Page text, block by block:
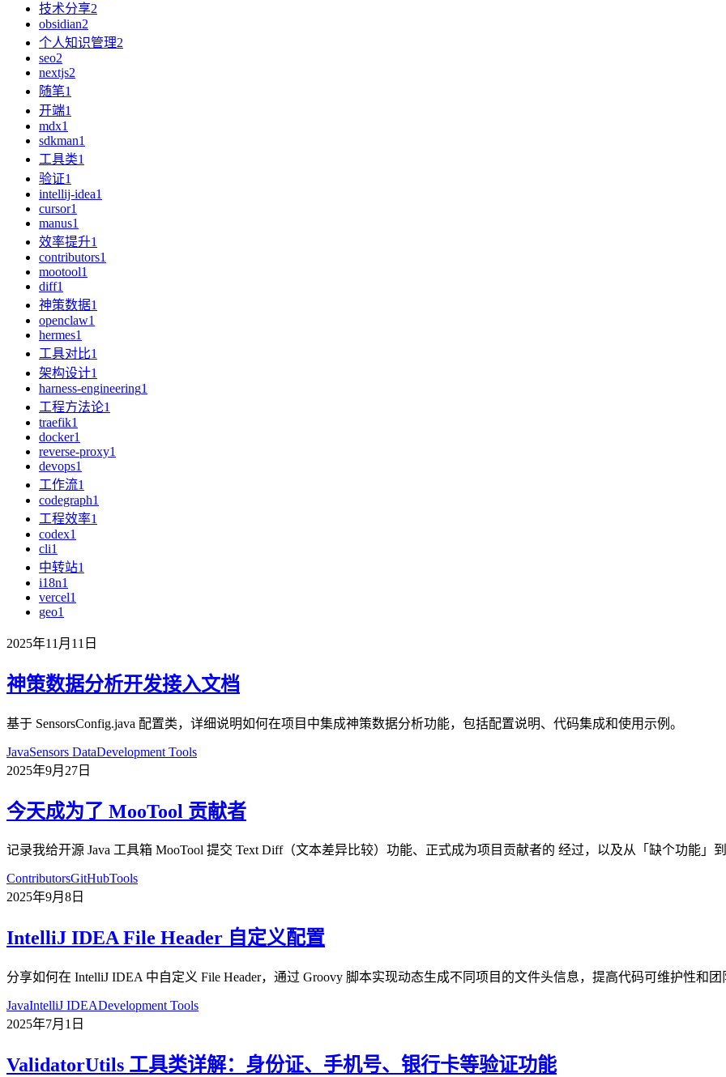
技术分享2
obsidian2
个人知识管理2
seo2
nextjs2
随笔1
开端1
mdx1
sdkman1
工具类1
验证1
intellij-idea1
cursor1
manus1
效率提升1
contributors1
mootool1
diff1
神策数据1
openclaw1
hermes1
工具对比1
架构设计1
harness-engineering1
工程方法论1
traefik1
docker1
reverse-proxy1
devops1
工作流1
codegraph1
工程效率1
codex1
cli1
中转站1
i18n1
vercel1
geo1
2025年11月11日
神策数据分析开发接入文档
基于 SensorsConfig.java 配置类，详细说明如何在项目中集成神策数据分析功能，包括配置说明、代码集成和使用示例。
JavaSensors DataDevelopment Tools
2025年9月27日
今天成为了 MooTool 贡献者
记录我给开源 Java 工具箱 MooTool 提交 Text Diff（文本差异比较）功能、正式成为项目贡献者的 经过，以及从「缺个功能」
ContributorsGitHubTools
2025年9月8日
IntelliJ IDEA File Header 自定义配置
分享如何在 IntelliJ IDEA 中自定义 File Header，通过 Groovy 脚本实现动态生成不同项目的文件头信息，提高代码可维护性和
JavaIntelliJ IDEADevelopment Tools
2025年7月1日
ValidatorUtils 工具类详解：身份证、手机号、银行卡等验证功能